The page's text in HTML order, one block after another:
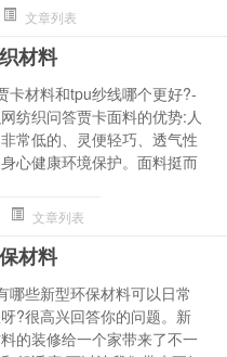
文章列表
材料
卡材料和tpu纱线哪个更好?-
纺织问答贾卡面料的优势:人
常低的、灵便轻巧、透气性
心健康环境保护。面料挺而
文章列表
材料
哪些新型环保材料可以日常
?很高兴回答你的问题。新
的装修给一个家带来了不一